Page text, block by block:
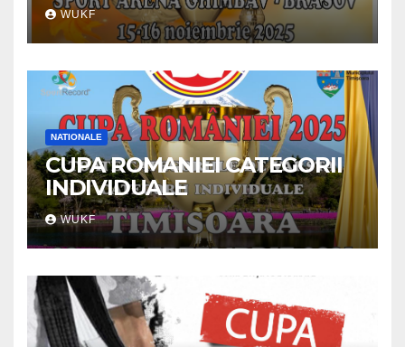
WUKF
NATIONALE
CUPA ROMANIEI CATEGORII
INDIVIDUALE
WUKF